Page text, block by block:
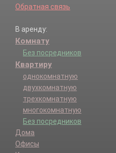
Обратная связь
В аренду:
Комнату
Без посредников
Квартиру
однокомнатную
двухкомнатную
трехкомнатную
многокомнатную
Без посредников
Дома
Офисы